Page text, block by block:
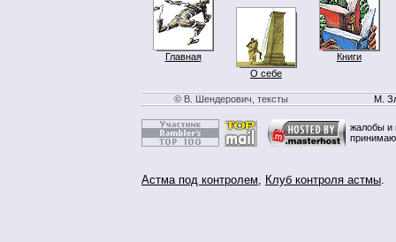
Главная
О себе
Книги
© В. Шендерович, тексты М.
жалобы и
Астма под контролем, Клуб контроля астмы.